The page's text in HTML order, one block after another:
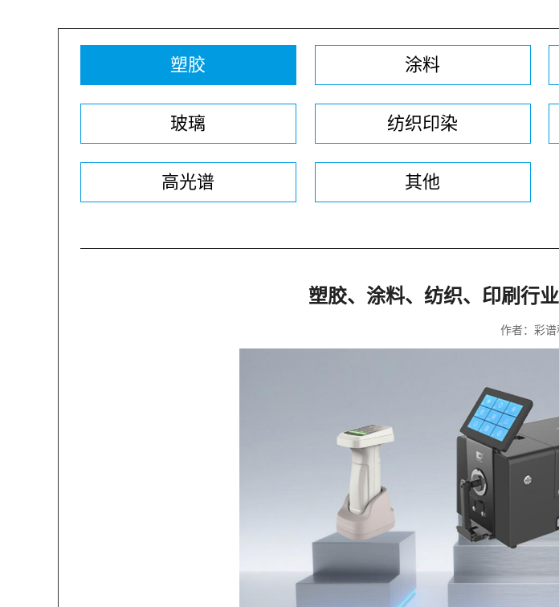
塑胶 涂料
玻璃 纺织印染
高光谱 其他
塑胶、涂料、纺织、印刷行
作者：彩谱